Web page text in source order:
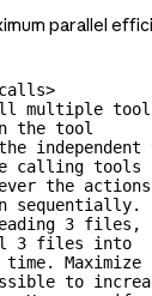
parallel
multiple
the tool
calling tools
the
sequentially.
reading 3
3 files into
time.
to